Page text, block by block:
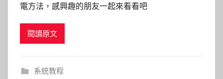
電方法，感興趣的朋友一起來看看吧
閱讀原文
系統教程